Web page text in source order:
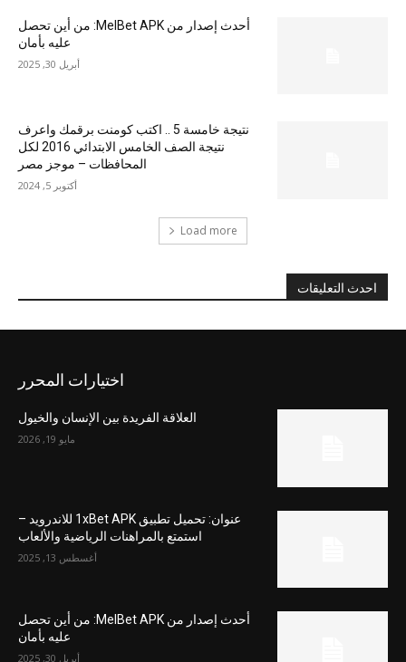
أحدث إصدار من MelBet APK: من أين تحصل
عليه بأمان
أبريل 30, 2025
نتيجة خامسة 5 .. اكتب كومنت برقمك واعرف
نتيجة الصف الخامس الابتدائي 2016 لكل
المحافظات – موجز مصر
أكتوبر 5, 2024
Load more
احدث التعليقات
اختيارات المحرر
العلاقة الفريدة بين الإنسان والخيول
مايو 19, 2026
عنوان: تحميل تطبيق 1xBet APK للاندرويد –
استمتع بالمراهنات الرياضية والألعاب
أغسطس 13, 2025
أحدث إصدار من MelBet APK: من أين تحصل
عليه بأمان
أبريل 30, 2025